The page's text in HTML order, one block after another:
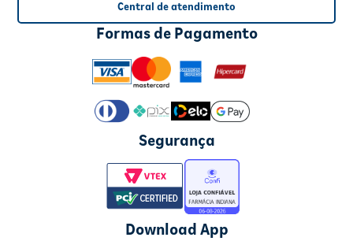
Central de atendimento
Formas de Pagamento
Segurança
Download App